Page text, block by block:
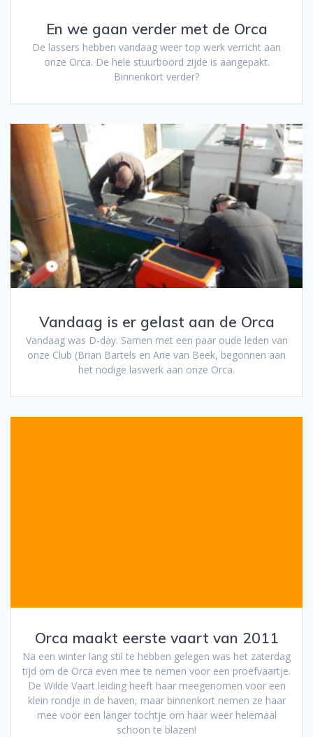
En we gaan verder met de Orca
De lassers hebben vandaag weer top werk verricht aan
onze Orca. De hele stuurboord zijde is aangepakt.
Binnenkort verder?
Vandaag is er gelast aan de Orca
Vandaag was D-day. Samen met een paar oude leden van
onze Club (Brian Bartels en Arie van Beek, begonnen aan
het nodige laswerk aan onze Orca.
Orca maakt eerste vaart van 2011
Na een winter lang stil te hebben gelegen was het zaterdag
tijd om de Orca even mee te nemen voor een proefvaartje.
De Wilde Vaart leiding heeft haar meegenomen voor een
klein rondje in de haven, maar binnenkort nemen ze haar
mee voor een langer tochtje om haar weer helemaal
schoon te blazen!